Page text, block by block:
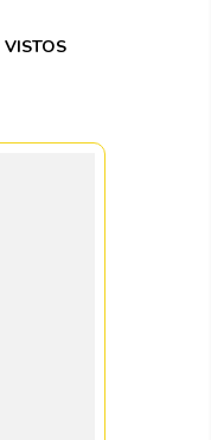
VISTOS